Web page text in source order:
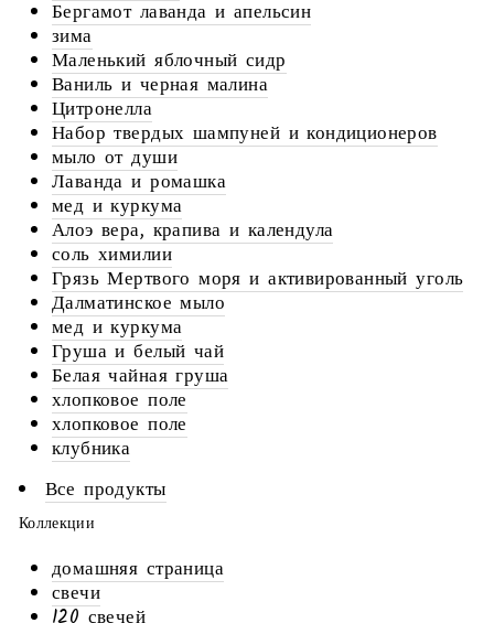
Бергамот лаванда и апельсин
зима
Маленький яблочный сидр
Ваниль и черная малина
Цитронелла
Набор твердых шампуней и кондиционеров
мыло от души
Лаванда и ромашка
мед и куркума
Алоэ вера, крапива и календула
соль химилии
Грязь Мертвого моря и активированный уголь
Далматинское мыло
мед и куркума
Груша и белый чай
Белая чайная груша
хлопковое поле
хлопковое поле
клубника
Все продукты
Коллекции
домашняя страница
свечи